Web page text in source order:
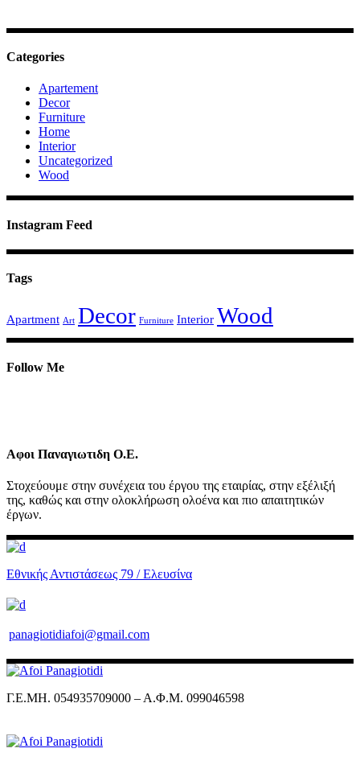
Categories
Apartement
Decor
Furniture
Home
Interior
Uncategorized
Wood
Instagram Feed
Tags
Apartment Art Decor Furniture Interior Wood
Follow Me
Αφοι Παναγιωτιδη Ο.Ε.
Στοχεύουμε στην συνέχεια του έργου της εταιρίας, στην εξέλιξή
της, καθώς και στην ολοκλήρωση ολοένα και πιο απαιτητικών
έργων.
Εθνικής Αντιστάσεως 79 / Ελευσίνα
panagiotidiafoi@gmail.com
Γ.Ε.ΜΗ. 054935709000 – Α.Φ.Μ. 099046598